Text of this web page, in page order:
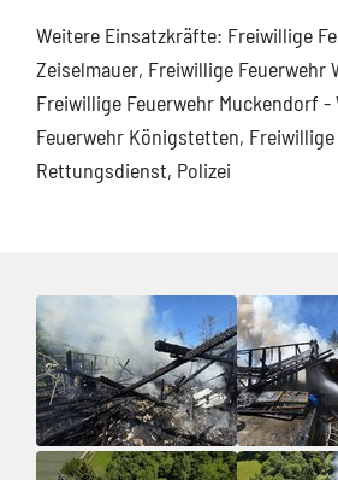
Weitere Einsatzkräfte: Freiwillige
Zeiselmauer, Freiwillige Feuerwehr
Freiwillige Feuerwehr Muckendorf
Feuerwehr Königstetten,
Rettungsdienst, Polizei